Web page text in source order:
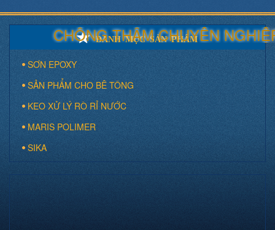
CHỐNG THẤM CHUYÊN
DANH MỤC SẢN PHẨM
SƠN EPOXY
SẢN PHẨM CHO BÊ TÔNG
KEO XỬ LÝ RÒ RỈ NƯỚC
MARIS POLIMER
SIKA